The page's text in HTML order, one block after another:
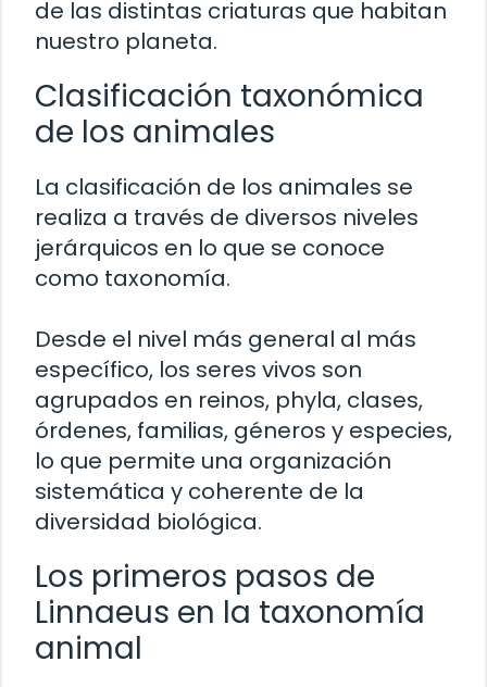
de las distintas criaturas que habitan
nuestro planeta.
Clasificación taxonómica
de los animales
La clasificación de los animales se
realiza a través de diversos niveles
jerárquicos en lo que se conoce
como taxonomía.
Desde el nivel más general al más
específico, los seres vivos son
agrupados en reinos, phyla, clases,
órdenes, familias, géneros y especies,
lo que permite una organización
sistemática y coherente de la
diversidad biológica.
Los primeros pasos de
Linnaeus en la taxonomía
animal